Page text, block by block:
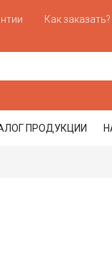
Как заказать?
ПРОДУКЦИИ